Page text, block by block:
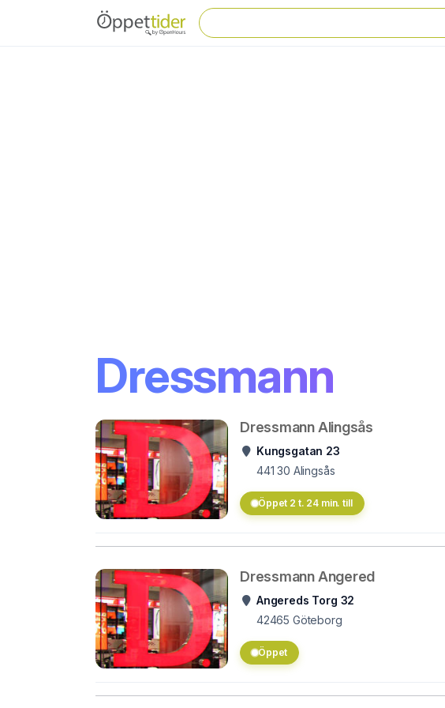
Dressmann
Dressmann Alingsås
Kungsgatan 23
441 30 Alingsås
Öppet 2 t. 24 min. till
Dressmann Angered
Angereds Torg 32
42465 Göteborg
Öppet